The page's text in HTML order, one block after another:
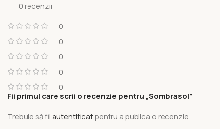
0 recenzii
0
0
0
0
0
Fii primul care scrii o recenzie pentru „Sombrasol”
Trebuie să fiiautentificatpentru a publica o recenzie.